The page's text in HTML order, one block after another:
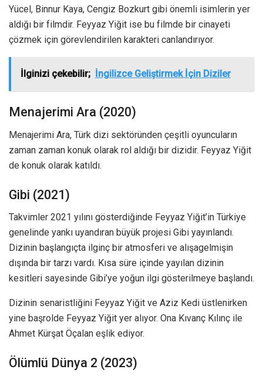
Yücel, Binnur Kaya, Cengiz Bozkurt gibi önemli isimlerin yer
aldığı bir filmdir. Feyyaz Yiğit ise bu filmde bir cinayeti
çözmek için görevlendirilen karakteri canlandırıyor.
İlginizi çekebilir; İngilizce Geliştirmek İçin Diziler
Menajerimi Ara (2020)
Menajerimi Ara, Türk dizi sektöründen çeşitli oyuncuların
zaman zaman konuk olarak rol aldığı bir dizidir. Feyyaz Yiğit
de konuk olarak katıldı.
Gibi (2021)
Takvimler 2021 yılını gösterdiğinde Feyyaz Yiğit’in Türkiye
genelinde yankı uyandıran büyük projesi Gibi yayınlandı.
Dizinin başlangıçta ilginç bir atmosferi ve alışagelmişin
dışında bir tarzı vardı. Kısa süre içinde yayılan dizinin
kesitleri sayesinde Gibi’ye yoğun ilgi gösterilmeye başlandı.
Dizinin senaristliğini Feyyaz Yiğit ve Aziz Kedi üstlenirken
yine başrolde Feyyaz Yiğit yer alıyor. Ona Kıvanç Kılınç ile
Ahmet Kürşat Öçalan eşlik ediyor.
Ölümlü Dünya 2 (2023)